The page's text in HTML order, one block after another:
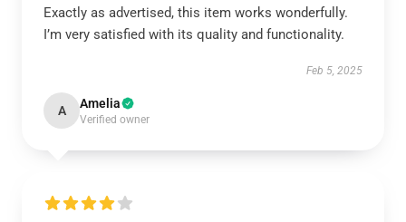
Exactly as advertised, this item works wonderfully.
I’m very satisfied with its quality and functionality.
Feb 5, 2025
A Amelia
Verified owner